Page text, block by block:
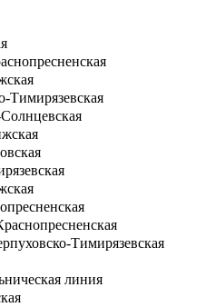
Тимирязевская
Тимирязевская
линия